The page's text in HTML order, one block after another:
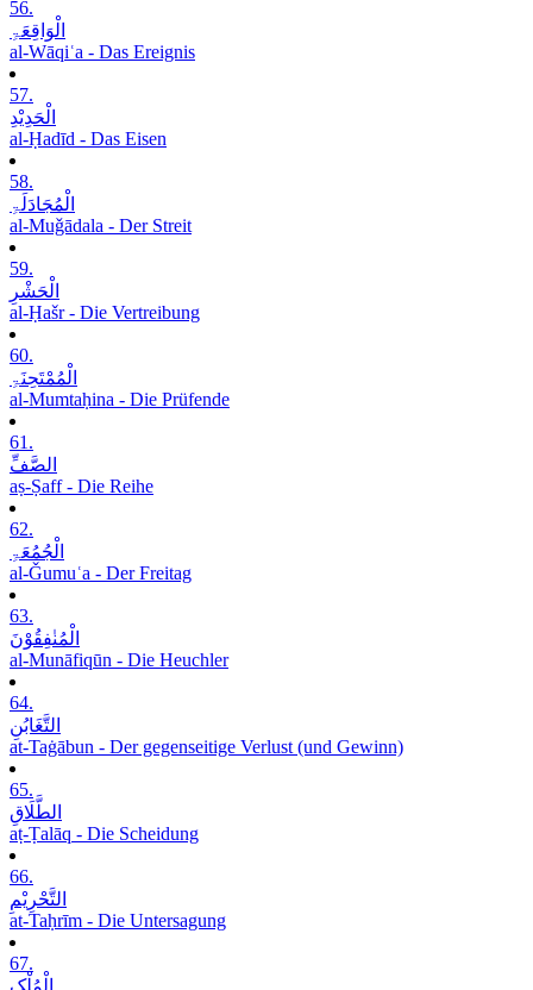
56.
الْوَاقِعَۃِ
al-Wāqiʿa - Das Ereignis
57.
الْحَدِیْدِ
al-Ḥadīd - Das Eisen
58.
الْمُجَادَلَۃِ
al-Muǧādala - Der Streit
59.
الْحَشْرِ
al-Ḥašr - Die Vertreibung
60.
الْمُمْتَحِنَۃِ
al-Mumtaḥina - Die Prüfende
61.
الصَّفِّ
aṣ-Ṣaff - Die Reihe
62.
الْجُمُعَۃِ
al-Ǧumuʿa - Der Freitag
63.
الْمُنٰفِقُوْنَ
al-Munāfiqūn - Die Heuchler
64.
التَّغَابُنِ
at-Taġābun - Der gegenseitige Verlust (und Gewinn)
65.
الطَّلَاقِ
aṭ-Ṭalāq - Die Scheidung
66.
التَّحْرِیْمِ
at-Taḥrīm - Die Untersagung
67.